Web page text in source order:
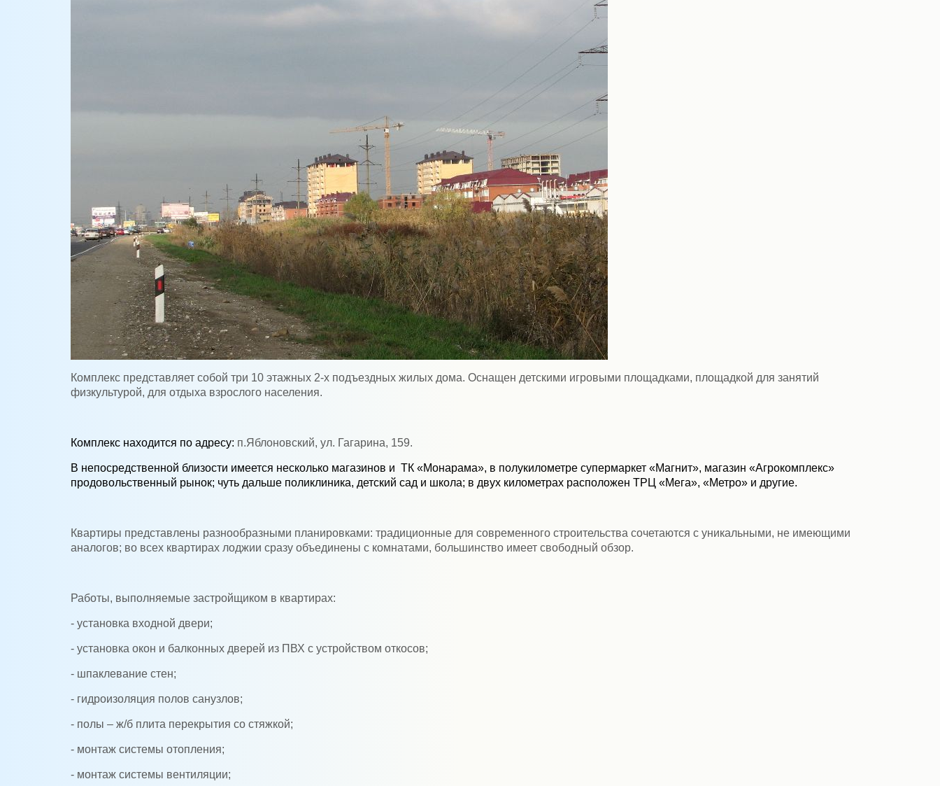
Комплекс представляет собой три 10 этажных 2-х подъездных жилых дома. Оснащен детскими игровыми площадками, площадкой для занятий
физкультурой, для отдыха взрослого населения.
Комплекс находится по адресу: п.Яблоновский, ул. Гагарина, 159.
В непосредственной близости имеется несколько магазинов и ТК «Монарама», в полукилометре супермаркет «Магнит», магазин «Агрокомплекс»
продовольственный рынок; чуть дальше поликлиника, детский сад и школа; в двух километрах расположен ТРЦ «Мега», «Метро» и другие.
Квартиры представлены разнообразными планировками: традиционные для современного строительства сочетаются с уникальными, не имеющими
аналогов; во всех квартирах лоджии сразу объединены с комнатами, большинство имеет свободный обзор.
Работы, выполняемые застройщиком в квартирах:
- установка входной двери;
- установка окон и балконных дверей из ПВХ с устройством откосов;
- шпаклевание стен;
- гидроизоляция полов санузлов;
- полы – ж/б плита перекрытия со стяжкой;
- монтаж системы отопления;
- монтаж системы вентиляции;